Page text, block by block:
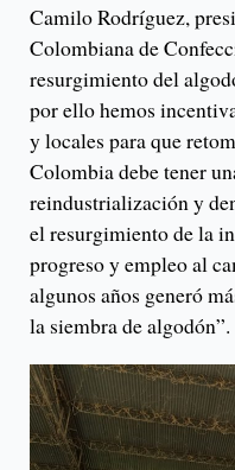
Camilo Rodríguez,
Colombiana de
resurgimiento del
por ello hemos
y locales para que
Colombia debe tener
reindustrialización y
el resurgimiento de la
progreso y empleo al
algunos años generó
la siembra de algodón”.